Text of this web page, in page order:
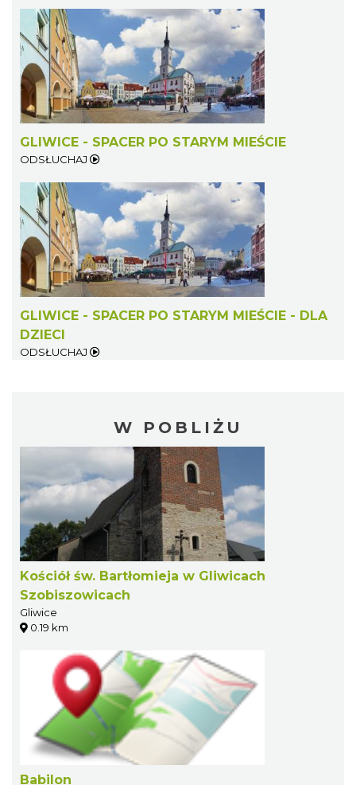
GLIWICE - SPACER PO STARYM MIEŚCIE
ODSŁUCHAJ
GLIWICE - SPACER PO STARYM MIEŚCIE - DLA
DZIECI
ODSŁUCHAJ
W POBLIŻU
Kościół św. Bartłomieja w Gliwicach
Szobiszowicach
Gliwice
0.19 km
Babilon